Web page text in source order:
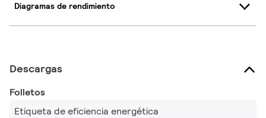
Diagramas de rendimiento
Descargas
Folletos
Etiqueta de eficiencia energética